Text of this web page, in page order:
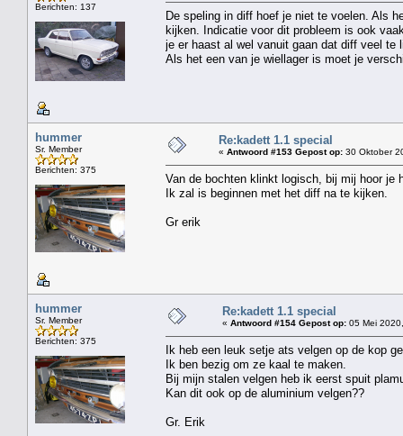
Berichten: 137
De speling in diff hoef je niet te voelen. Als
kijken. Indicatie voor dit probleem is ook
je er haast al wel vanuit gaan dat diff veel te
Als het een van je wiellager is moet je
hummer
Sr. Member
Berichten: 375
Re:kadett 1.1 special
« Antwoord #153 Gepost op: 30 Oktober
Van de bochten klinkt logisch, bij mij hoor je
Ik zal is beginnen met het diff na te kijken.
Gr erik
hummer
Sr. Member
Berichten: 375
Re:kadett 1.1 special
« Antwoord #154 Gepost op: 05 Mei
Ik heb een leuk setje ats velgen op de kop
Ik ben bezig om ze kaal te maken.
Bij mijn stalen velgen heb ik eerst spuit
Kan dit ook op de aluminium velgen??
Gr. Erik